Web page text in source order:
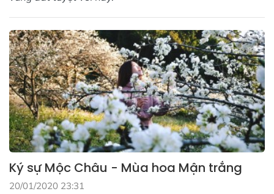
Ký sự Mộc Châu - Mùa hoa Mận trắng
20/01/2020 23:31